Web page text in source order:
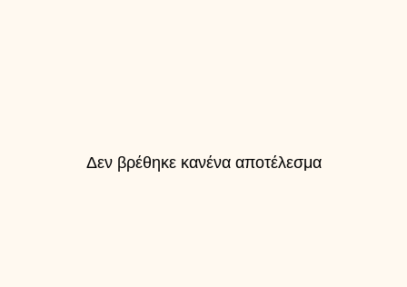
Δεν βρέθηκε κανένα αποτέλεσμα